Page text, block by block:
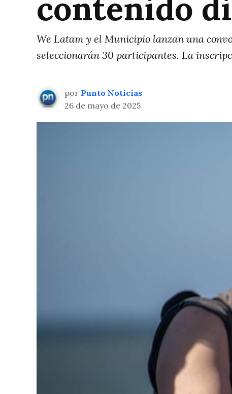
contenido
We Latam y el Municipio lanzan una
seleccionarán 30 participantes. La
por Punto Noticias
26 de mayo de 2025